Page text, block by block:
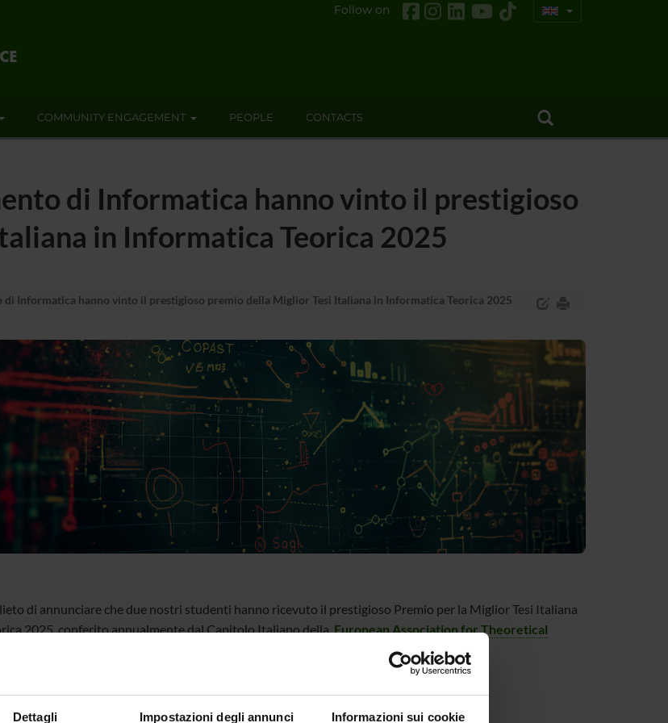
Dettagli Impostazioni degli annunci Informazioni sui cookie
Follow on
COMMUNITY ENGAGEMENT PEOPLE CONTACTS
di Informatica hanno vinto il prestigioso
in Informatica Teorica 2025
Informatica hanno vinto il prestigioso premio della Miglior Tesi Italiana in Informatica Teorica 2025
di annunciare che due nostri studenti hanno ricevuto il prestigioso Premio per la Miglior Tesi Italiana
2025, conferito annualmente dal Capitolo Italiano dellaEuropean Association for Theoretical
sono: